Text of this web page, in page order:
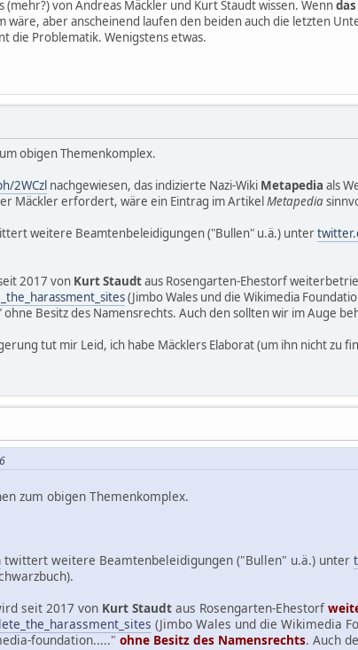
(mehr?) von Andreas Mäckler und Kurt Staudt wissen. Wenndas
wäre, aber anscheinend laufen den beiden auch die letzten
die Problematik. Wenigstens etwas.
obigen Themenkomplex.
2WCzl nachgewiesen, das indizierte Nazi-Wiki Metapedia als
Mäckler erfordert, wäre ein Eintrag im ArtikelMetapedia
weitere Beamtenbeleidigungen ("Bullen" u.ä.) unter
2017 von Kurt Staudtaus Rosengarten-Ehestorf
(Jimbo Wales und die Wikimedia
Besitz des Namensrechts. Auch den sollten wir im Auge
tut mir Leid, ich habe Mäcklers Elaborat (um ihn nicht zu
zum obigen Themenkomplex.
twittert weitere Beamtenbeleidigungen ("Bullen" u.ä.) unter
seit 2017 von Kurt Staudt aus Rosengarten-Ehestorf
(Jimbo Wales und die Wikimedia
foundation....." ohne Besitz des Namensrechts. Auch